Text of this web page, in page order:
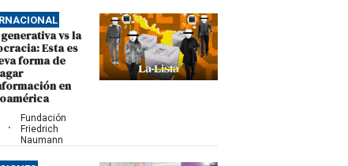
vs la
Esta es
forma de
en
·
Fundación
Friedrich
Naumann